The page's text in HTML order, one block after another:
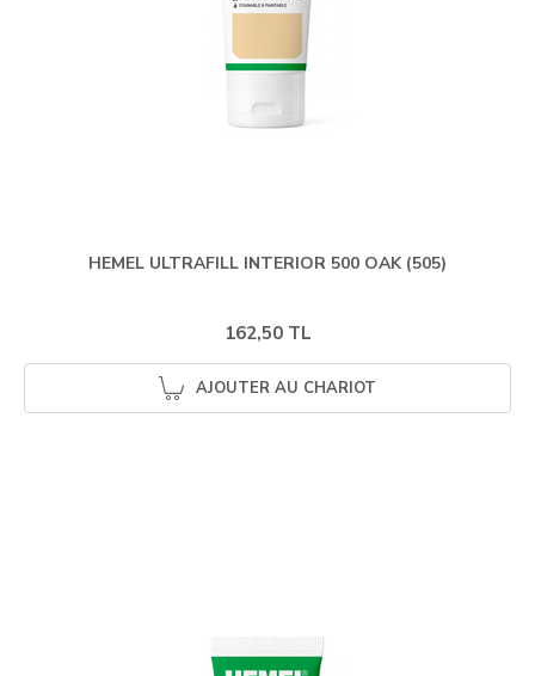
HEMEL ULTRAFILL INTERIOR 500 OAK (505)
162,50 TL
AJOUTER AU CHARIOT